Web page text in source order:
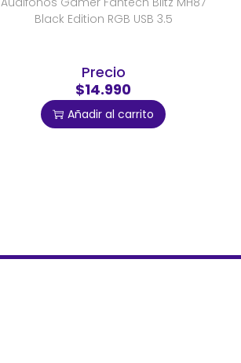
Black Edition RGB USB 3.5
Precio
$14.990
Añadir al carrito